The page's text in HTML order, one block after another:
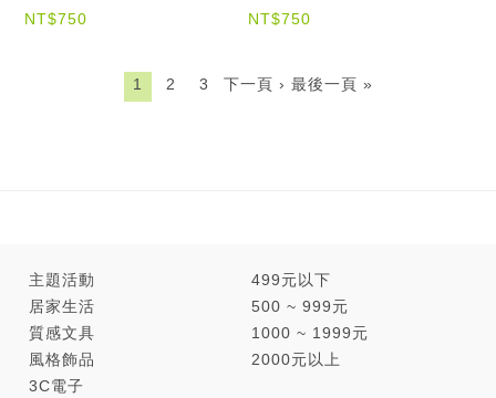
NT$750 NT$750
1 2 3 下一頁 › 最後一頁 »
主題活動
居家生活
質感文具
風格飾品
3C電子
499元以下
500 ~ 999元
1000 ~ 1999元
2000元以上